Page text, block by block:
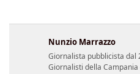
Nunzio Marrazzo
Giornalista pubblicista dal
Giornalisti della